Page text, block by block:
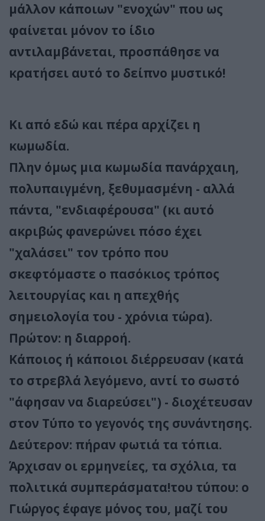
μάλλον κάποιων "ενοχών" που ως
φαίνεται μόνον το ίδιο
αντιλαμβάνεται, προσπάθησε να
κρατήσει αυτό το δείπνο μυστικό!
Κι από εδώ και πέρα αρχίζει η
κωμωδία.
Πλην όμως μια κωμωδία πανάρχαιη,
πολυπαιγμένη, ξεθυμασμένη - αλλά
πάντα, "ενδιαφέρουσα" (κι αυτό
ακριβώς φανερώνει πόσο έχει
"χαλάσει" τον τρόπο που
σκεφτόμαστε ο πασόκιος τρόπος
λειτουργίας και η απεχθής
σημειολογία του - χρόνια τώρα).
Πρώτον: η διαρροή.
Κάποιος ή κάποιοι διέρρευσαν (κατά
το στρεβλά λεγόμενο, αντί το σωστό
"άφησαν να διαρεύσει") - διοχέτευσαν
στον Τύπο το γεγονός της συνάντησης.
Δεύτερον: πήραν φωτιά τα τόπια.
Άρχισαν οι ερμηνείες, τα σχόλια, τα
πολιτικά συμπεράσματα!του τύπου: ο
Γιώργος έφαγε μόνος του, μαζί του